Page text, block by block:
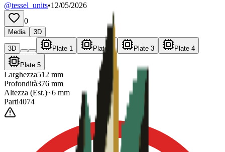
@tessel_units•12/05/2026
0
Media 3D
3D Plate 1 Plate 2 Plate 3 Plate 4
Plate 5
Larghezza512 mm
Profondità376 mm
Altezza (Est.)~6 mm
Parti4074